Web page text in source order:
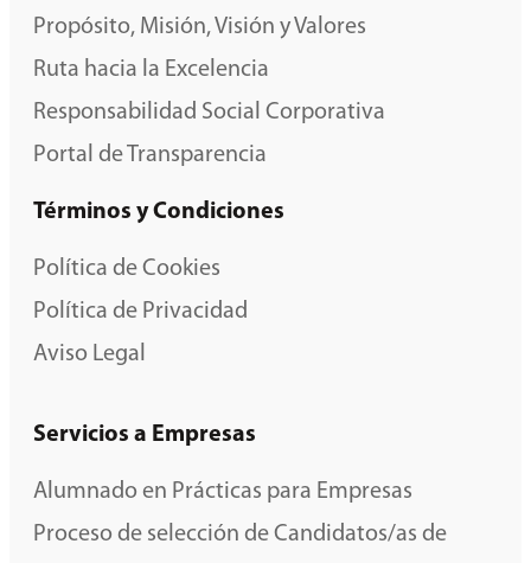
Propósito, Misión, Visión y Valores
Ruta hacia la Excelencia
Responsabilidad Social Corporativa
Portal de Transparencia
Términos y Condiciones
Política de Cookies
Política de Privacidad
Aviso Legal
Servicios a Empresas
Alumnado en Prácticas para Empresas
Proceso de selección de Candidatos/as de